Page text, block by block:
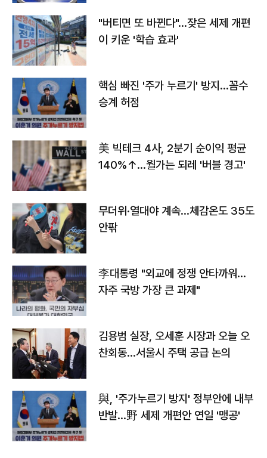
"버티면 또 바뀐다"…잦은 세제 개편
이 키운 '학습 효과'
핵심 빠진 '주가 누르기' 방지…꼼수
승계 허점
美 빅테크 4사, 2분기 순이익 평균
140%↑…월가는 되레 '버블 경고'
무더위·열대야 계속…체감온도 35도
안팎
李대통령 "외교에 정쟁 안타까워…
자주 국방 가장 큰 과제"
김용범 실장, 오세훈 시장과 오늘 오
찬회동...서울시 주택 공급 논의
與, '주가누르기 방지' 정부안에 내부
반발…野 세제 개편안 연일 '맹공'